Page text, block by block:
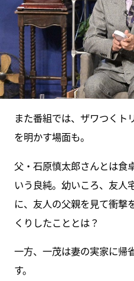
また番組では、ザワつくト
を明かす場面も。
父・石原慎太郎さんとは食
いう良純。幼いころ、友人
に、友人の父親を見て衝撃
くりしたこととは？
一方、一茂は妻の実家に帰
す。